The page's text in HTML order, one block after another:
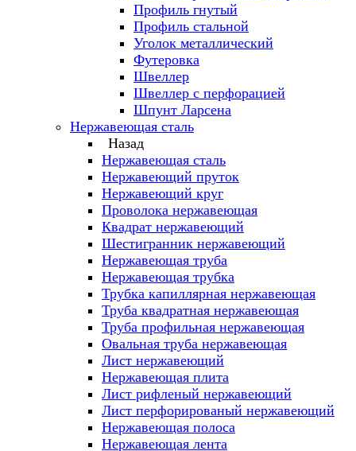
Профиль гнутый
Профиль стальной
Уголок металлический
Футеровка
Швеллер
Швеллер с перфорацией
Шпунт Ларсена
Нержавеющая сталь
Назад
Нержавеющая сталь
Нержавеющий пруток
Нержавеющий круг
Проволока нержавеющая
Квадрат нержавеющий
Шестигранник нержавеющий
Нержавеющая труба
Нержавеющая трубка
Трубка капиллярная нержавеющая
Труба квадратная нержавеющая
Труба профильная нержавеющая
Овальная труба нержавеющая
Лист нержавеющий
Нержавеющая плита
Лист рифленый нержавеющий
Лист перфорированый нержавеющий
Нержавеющая полоса
Нержавеющая лента